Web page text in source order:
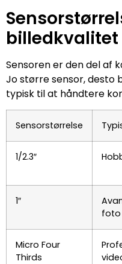
billedkvalitet
Sensoren er den del af
Jo større sensor, desto
typisk til at håndtere
Sensorstørrelse
1/2.3″
1″
foto
Micro Four
Thirds